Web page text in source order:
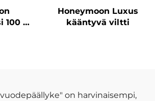
100 %
Honeymoon Luxus
kääntyvä viltti
on harvinaisempi,